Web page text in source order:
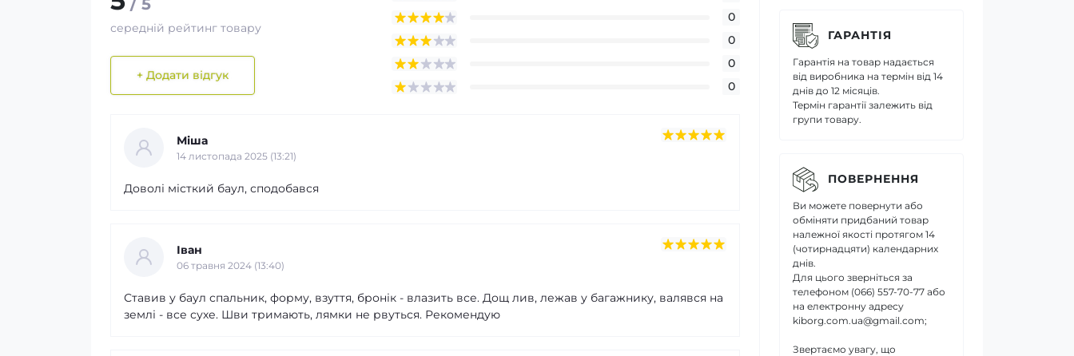
середній рейтинг товару
+ Додати відгук
0
0
0
0
Міша
14 листопада 2025 (13:21)
Доволі місткий баул, сподобався
Іван
06 травня 2024 (13:40)
Ставив у баул спальник, форму, взуття, бронік - влазить все. Дощ лив, лежав у багажнику, валявся на
землі - все сухе. Шви тримають, лямки не рвуться. Рекомендую
ГАРАНТІЯ
Гарантія на товар надається
від виробника на термін від 14
днів до 12 місяців.
Термін гарантії залежить від
групи товару.
ПОВЕРНЕННЯ
Ви можете повернути або
обміняти придбаний товар
належної якості протягом 14
(чотирнадцяти) календарних
днів.
Для цього зверніться за
телефоном (066) 557-70-77 або
на електронну адресу
kiborg.com.ua@gmail.com;
Звертаємо увагу, що